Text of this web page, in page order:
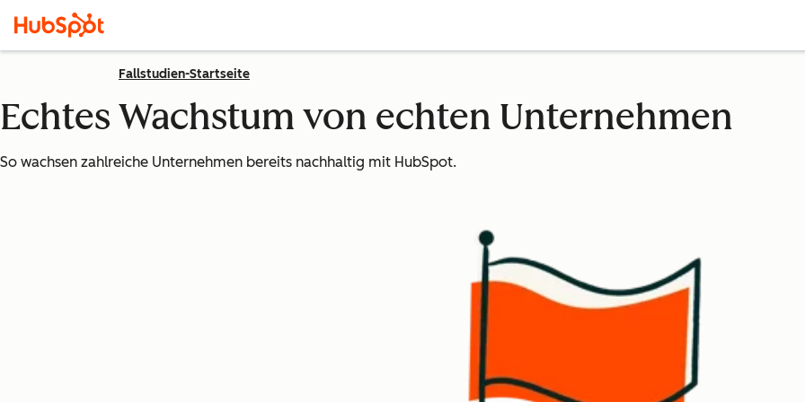
Fallstudien-Startseite
Echtes Wachstum von echten Unternehmen
So wachsen zahlreiche Unternehmen bereits nachhaltig mit HubSpot.